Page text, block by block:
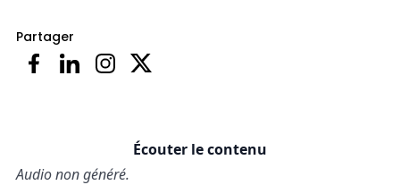
Partager
Écouter le contenu
Audio non généré.